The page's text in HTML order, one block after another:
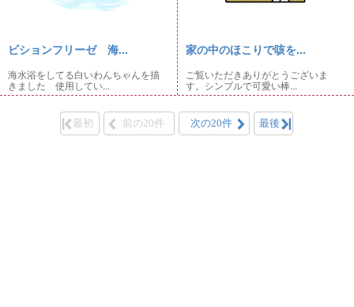
ビションフリーゼ 海...
海水浴をしてる白いわんちゃんを描
きました 使用してい...
家の中のほこりで咳を...
ご覧いただきありがとうございま
す。シンプルで可愛い棒...
最初 前の20件 次の20件 最後